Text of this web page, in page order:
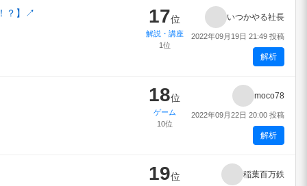
】 ↗ 17位
解説・講座
1位
いつかやる社長
2022年09月19日 21:49 投稿
解析
18位
ゲーム
10位
moco78
2022年09月22日 20:00 投稿
解析
19位 稲葉百万鉄